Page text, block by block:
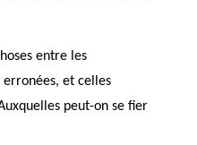
entre les
et celles
peut-on se fier